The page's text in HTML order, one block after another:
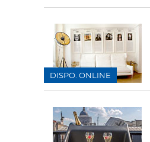
DISPO. ONLINE